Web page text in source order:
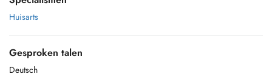
Huisarts
Gesproken talen
Deutsch